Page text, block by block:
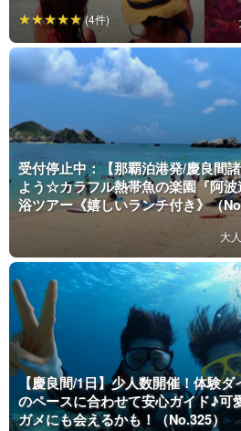
(4件)
受付停止中：【那覇泊港発/慶良間
よう☆カラフル熱帯魚の楽園『阿
浴ツアー《嬉しいランチ付き》（
大
【慶良間/1日】少人数開催！体験
のペースに合わせて安心ガイド♪可
ガメにも会えるかも！（No.325）